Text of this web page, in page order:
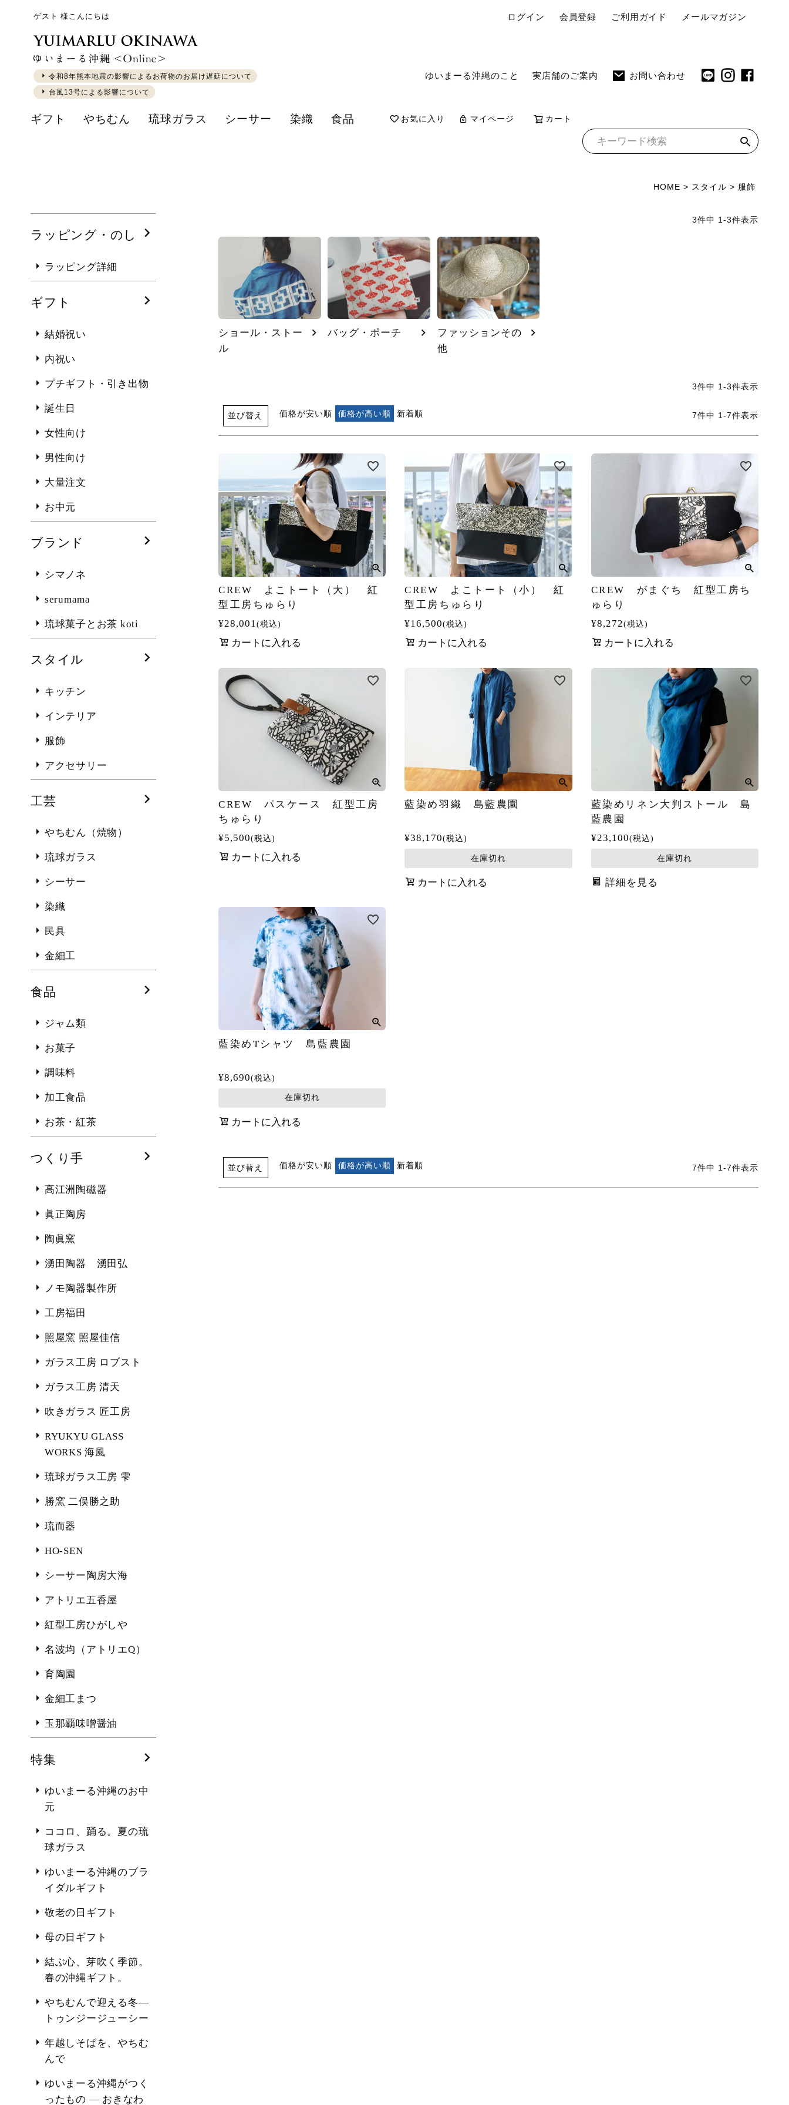
ゲスト 様こんにちは
令和8年熊本地震の影響によるお荷物のお届け遅延について
台風13号による影響について
ログイン 会員登録 ご利用ガイド メールマガジン
ゆいまーる沖縄のこと 実店舗のご案内 お問い合わせ
ギフト やちむん 琉球ガラス シーサー 染織 食品 お気に入り マイページ カート
HOME スタイル 服飾
ラッピング・のし
ラッピング詳細
ギフト
結婚祝い
内祝い
プチギフト・引き出物
誕生日
女性向け
男性向け
大量注文
お中元
ブランド
シマノネ
serumama
琉球菓子とお茶 koti
スタイル
キッチン
インテリア
服飾
アクセサリー
工芸
やちむん（焼物）
琉球ガラス
シーサー
染織
民具
金細工
食品
ジャム類
お菓子
調味料
加工食品
お茶・紅茶
つくり手
高江洲陶磁器
眞正陶房
陶眞窯
湧田陶器 湧田弘
ノモ陶器製作所
工房福田
照屋窯 照屋佳信
ガラス工房 ロブスト
ガラス工房 清天
吹きガラス 匠工房
RYUKYU GLASS
WORKS 海風
琉球ガラス工房 雫
勝窯 二俣勝之助
琉而器
HO-SEN
シーサー陶房大海
アトリエ五香屋
紅型工房ひがしや
名波均（アトリエQ）
育陶園
金細工まつ
玉那覇味噌醤油
特集
ゆいまーる沖縄のお中
元
ココロ、踊る。夏の琉
球ガラス
ゆいまーる沖縄のブラ
イダルギフト
敬老の日ギフト
母の日ギフト
結ぶ心、芽吹く季節。
春の沖縄ギフト。
やちむんで迎える冬―
トゥンジージューシー
年越しそばを、やちむ
んで
ゆいまーる沖縄がつく
ったもの ― おきなわ
3件中 1 -3件表示
ショール・ストー
ル
バッグ・ポーチ
ファッションその
他
3件中 1 -3件表示
並び替え 価格が安い順 価格が高い順 新着順 7件中 1 -7件表示
CREW よこトート（大） 紅
型工房ちゅらり
¥28,001 税込
カートに入れる
CREW よこトート（小） 紅
型工房ちゅらり
¥16,500 税込
カートに入れる
CREW がまぐち 紅型工房ち
ゅらり
¥8,272 税込
カートに入れる
CREW パスケース 紅型工房
ちゅらり
¥5,500 税込
カートに入れる
藍染め羽織 島藍農園
¥38,170 税込
在庫切れ
カートに入れる
藍染めリネン大判ストール 島
藍農園
¥23,100 税込
在庫切れ
詳細を見る
藍染めTシャツ 島藍農園
¥8,690 税込
在庫切れ
カートに入れる
並び替え 価格が安い順 価格が高い順 新着順 7件中 1 -7件表示